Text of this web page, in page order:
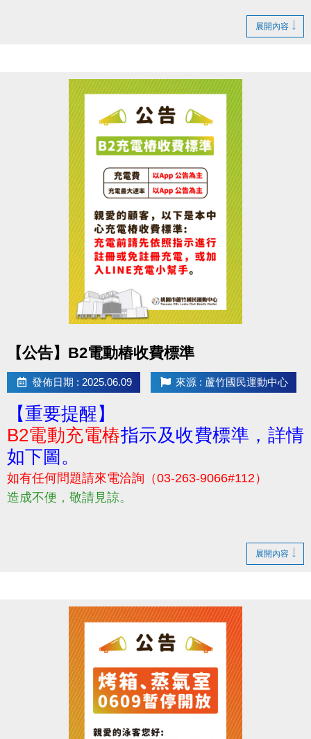
展開內容
【公告】B2電動樁收費標準
發佈日期 : 2025.06.09 來源 : 蘆竹國民運動中心
【重要提醒】
B2電動充電樁指示及收費標準，詳情
如下圖。
如有任何問題請來電洽詢（03-263-9066#112）
造成不便，敬請見諒。
展開內容